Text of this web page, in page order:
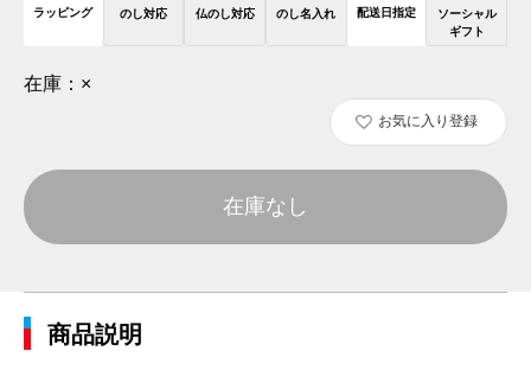
ラッピング のし対応 仏のし対応 のし名入れ 配送日指定
ソーシャル
ギフト
在庫： ×
お気に入り登録
在庫なし
商品説明